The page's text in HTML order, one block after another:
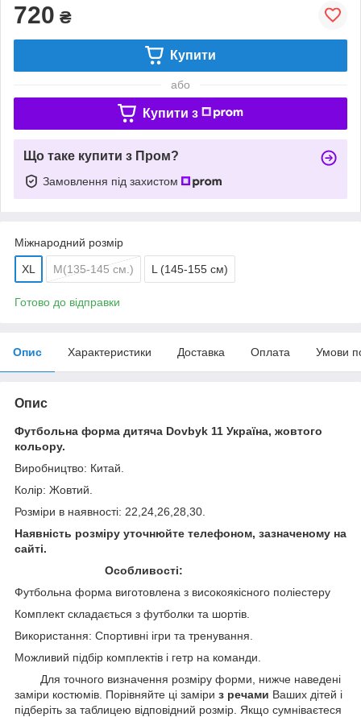
720 ₴
Купити
або
Купити з
Що таке купити з Пром?
Замовлення під захистом
Міжнародний розмір
XL M(135-145 cм.) L (145-155 см)
Готово до відправки
Опис Характеристики Доставка Оплата Умови
Опис
Футбольна форма дитяча Dovbyk 11 Україна, жовтого
кольору.
Виробництво: Китай.
Колір: Жовтий.
Розміри в наявності: 22,24,26,28,30.
Наявність розміру уточнюйте телефоном, зазначеному на
сайті.
Особливості:
Футбольна форма виготовлена з високоякісного поліестеру
Комплект складається з футболки та шортів.
Використання: Спортивні ігри та тренування.
Можливий підбір комплектів і гетр на команди.
Для точного визначення розміру форми, нижче наведені
заміри костюмів. Порівняйте ці заміри з речами Ваших дітей і
підберіть за таблицею відповідний розмір. Якщо сумніваєтеся